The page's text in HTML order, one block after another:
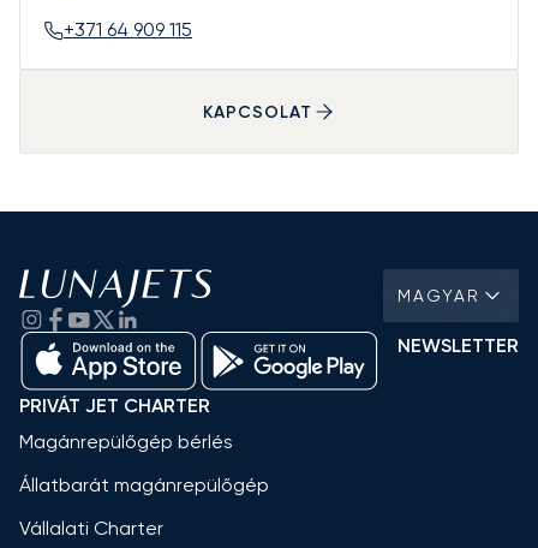
+371 64 909 115
KAPCSOLAT
MAGYAR
NEWSLETTER
PRIVÁT JET CHARTER
Magánrepülőgép bérlés
Állatbarát magánrepülőgép
Vállalati Charter